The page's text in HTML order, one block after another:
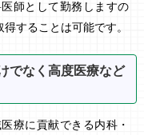
師として勤務しますの
することは可能です。
でなく高度医療など
療に貢献できる内科・